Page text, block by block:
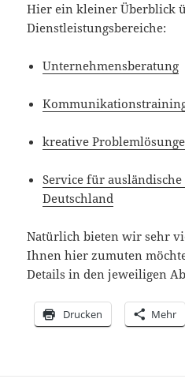
Hier ein kleiner Überblick
Dienstleistungsbereiche:
Unter­neh­mens­be­ra­tung
kreative
Service für
Deutschland
Natür­lich bieten wir sehr
Ihnen hier zumuten
Details in den jewei­ligen
Drucken Mehr